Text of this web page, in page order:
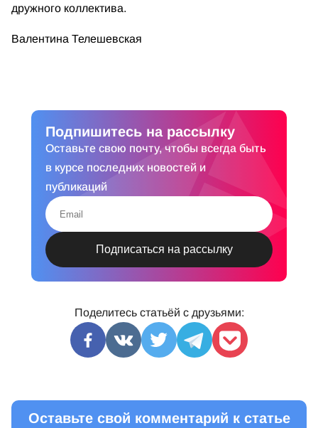
дружного коллектива.
Валентина Телешевская
Подпишитесь на рассылку
Оставьте свою почту, чтобы всегда быть
в курсе последних новостей и
публикаций
Поделитесь статьёй с друзьями:
Оставьте свой комментарий к статье